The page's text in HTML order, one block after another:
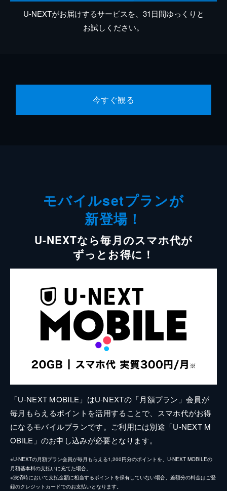
U-NEXTがお届けするサービスを、31日間ゆっくりと
お試しください。
今すぐ観る
モバイルsetプランが
新登場！
U-NEXTなら毎月のスマホ代が
ずっとお得に！
「U-NEXT MOBILE」はU-NEXTの「月額プラン」会員が
毎月もらえるポイントを活用することで、スマホ代がお得
になるモバイルプランです。ご利用には別途「U-NEXT M
OBILE」のお申し込みが必要となります。
※U-NEXTの月額プラン会員が毎月もらえる1,200円分のポイントを、U-NEXT MOBILEの
月額基本料の支払いに充てた場合。
※決済時において支払金額に相当するポイントを保有していない場合、差額分の料金はご登
録のクレジットカードでのお支払いとなります。